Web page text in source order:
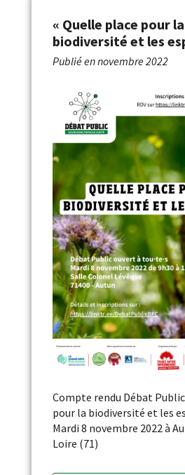
« Quelle place pour la
biodiversité et les
Publié ennovembre 2022
Compte rendu Débat
pour la biodiversité et les
Mardi 8 novembre 2022 à
Loire (71)